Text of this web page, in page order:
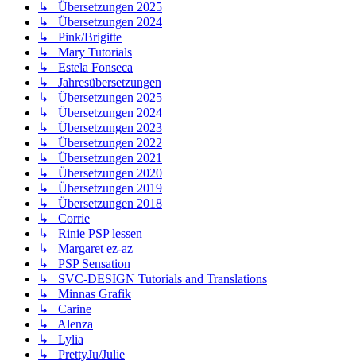
↳ Übersetzungen 2025
↳ Übersetzungen 2024
↳ Pink/Brigitte
↳ Mary Tutorials
↳ Estela Fonseca
↳ Jahresübersetzungen
↳ Übersetzungen 2025
↳ Übersetzungen 2024
↳ Übersetzungen 2023
↳ Übersetzungen 2022
↳ Übersetzungen 2021
↳ Übersetzungen 2020
↳ Übersetzungen 2019
↳ Übersetzungen 2018
↳ Corrie
↳ Rinie PSP lessen
↳ Margaret ez-az
↳ PSP Sensation
↳ SVC-DESIGN Tutorials and Translations
↳ Minnas Grafik
↳ Carine
↳ Alenza
↳ Lylia
↳ PrettyJu/Julie